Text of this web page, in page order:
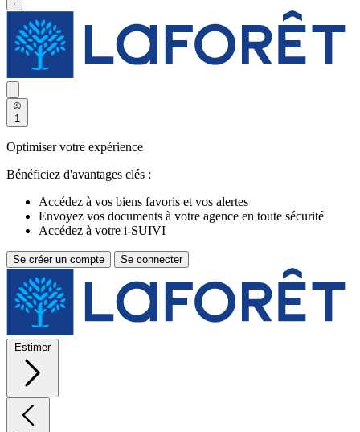
1
Optimiser votre expérience
Bénéficiez d'avantages clés :
Accédez à vos biens favoris et vos alertes
Envoyez vos documents à votre agence en toute sécurité
Accédez à votre i-SUIVI
Se créer un compte Se connecter
Estimer